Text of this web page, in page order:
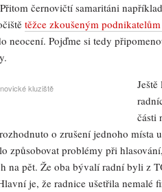
černovičtí samaritáni
těžce zkoušeným
neocení. Pojďme si tedy
kluziště
části
o zrušení jednoho místa
způsobovat problémy při
na pět. Že oba bývalí radní byli z
je, že radnice ušetřila nemalé